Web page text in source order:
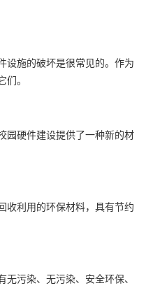
施的破坏是很常见的。作为
。
园硬件建设提供了一种新的材
利用的环保材料，具有节约
污染、无污染、安全环保、